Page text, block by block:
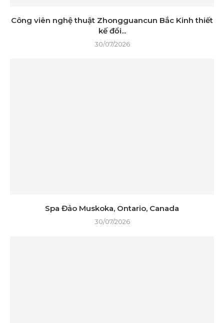
Công viên nghệ thuật Zhongguancun Bắc Kinh thiết
kế đổi...
30/07/2026
Spa Đảo Muskoka, Ontario, Canada
30/07/2026